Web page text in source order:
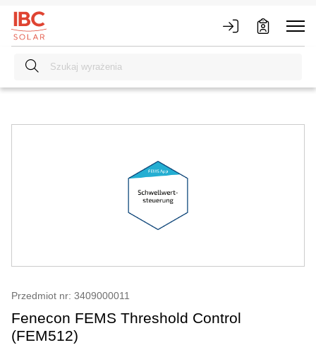
Przedmiot nr: 3409000011
Fenecon FEMS Threshold Control
(FEM512)